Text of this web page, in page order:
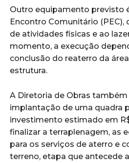
Outro equipamento previsto
Encontro Comunitário (PEC),
de atividades físicas e ao
momento, a execução
conclusão do reaterro da
estrutura.
A Diretoria de Obras também
implantação de uma quadra
investimento estimado em
finalizar a terraplenagem, as
para os serviços de aterro e
terreno, etapa que antecede